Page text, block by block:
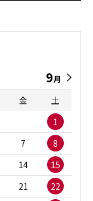
9月
金
土
1
7
8
14
15
21
22